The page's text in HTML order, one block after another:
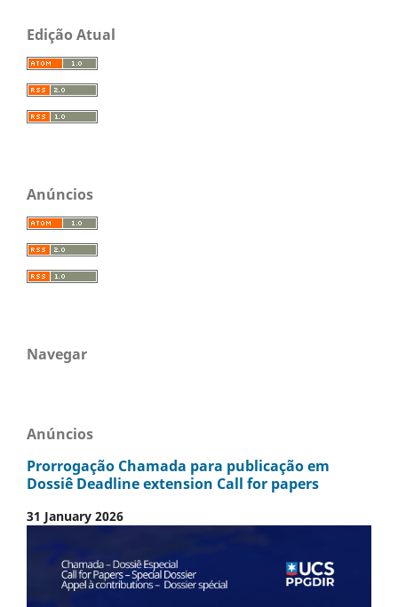
Edição Atual
Anúncios
Navegar
Anúncios
Prorrogação Chamada para publicação em
Dossiê Deadline extension Call for papers
31 January 2026